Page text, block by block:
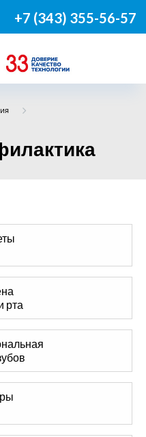
+7 (343) 355-56-57
рта